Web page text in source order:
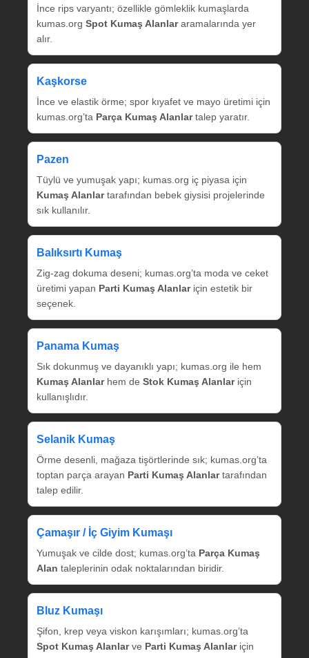
İnce rips varyantı; özellikle gömleklik kumaşlarda
kumas.org Spot Kumaş Alanlararamalarında yer
alır.
Kaşkorse
İnce ve elastik örme; spor kıyafet ve mayo üretimi için
kumas.org’ta Parça Kumaş Alanlartalep yaratır.
Pazen
Tüylü ve yumuşak yapı; kumas.org iç piyasa için
Kumaş Alanlartarafından bebek giysisi projelerinde
sık kullanılır.
Balıksırtı Kumaş
Zig‑zag dokuma deseni; kumas.org’ta moda ve ceket
üretimi yapan Parti Kumaş Alanlariçin estetik bir
seçenek.
Panama Kumaş
Sık dokunmuş ve dayanıklı yapı; kumas.org ile hem
Kumaş Alanlarhem de Stok Kumaş Alanlariçin
kullanışlıdır.
Selanik Kumaş
Örme desenli, mağaza tişörtlerinde sık; kumas.org’ta
toptan parça arayan Parti Kumaş Alanlartarafından
talep edilir.
Çamaşır / İç Giyim Kumaşı
Yumuşak ve cilde dost; kumas.org’ta Parça Kumaş
Alan taleplerinin odak noktalarından biridir.
Bluz Kumaşı
Şifon, krep veya viskon karışımları; kumas.org’ta
Spot Kumaş Alanlarve Parti Kumaş Alanlariçin